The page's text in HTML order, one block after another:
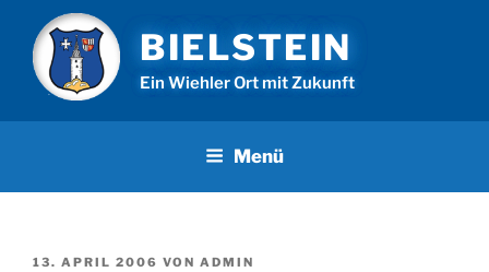
Inhalt
springen
BIELSTEIN
Ein Wiehler Ort mit Zukunft
Menü
VERÖFFENTLICHT
13. APRIL 2006 VON ADMIN